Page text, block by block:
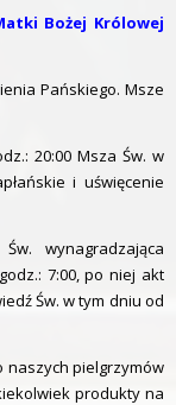
Bożej Królowej
Pańskiego. Msze
20:00 Msza Św. w
i uświęcenie
wynagradzająca
7:00, po niej akt
Św. w tym dniu od
pielgrzymów
produkty na